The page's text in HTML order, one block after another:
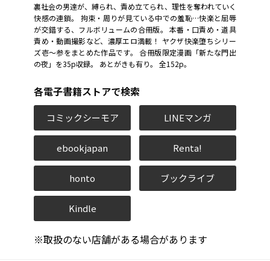
裏社会の男達が、縛られ、責め立てられ、理性を奪われていく
快感の連鎖。 拘束・周りが見ている中での羞恥…快楽と屈辱
が交錯する、フルボリュームの合冊版。 本番・口責め・道具
責め・動画撮影など、濃厚エロ満載！ ヤクザ快楽堕ちシリー
ズ壱〜参をまとめた作品です。 合冊版限定漫画「新たな門出
の夜」を35p収録。 あとがきも有り。 全152p。
各電子書籍ストアで検索
コミックシーモア LINEマンガ
ebookjapan Renta!
honto ブックライブ
Kindle
※取扱のない店舗がある場合があります